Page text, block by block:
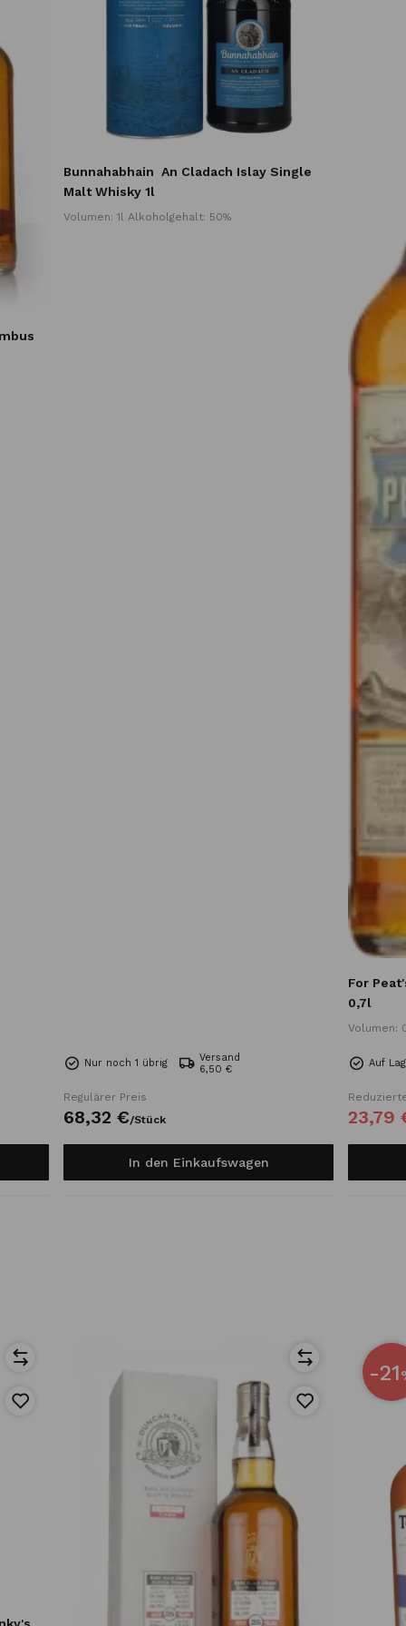
Bunnahabhain An Cladach Islay Single
Malt Whisky 1l
Volumen: 1l Alkoholgehalt: 50%
Nur noch 1 übrig
Versand
6,50 €
Regulärer Preis
68,32 €/Stück
In den Einkaufswagen
For
0,7l
Volumen:
Auf
23,79
-21